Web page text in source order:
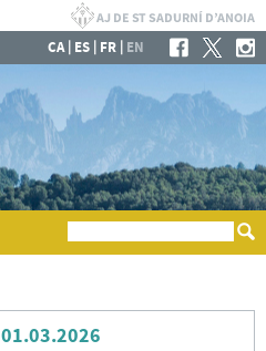
CA| ES | FR | EN
01.03.2026